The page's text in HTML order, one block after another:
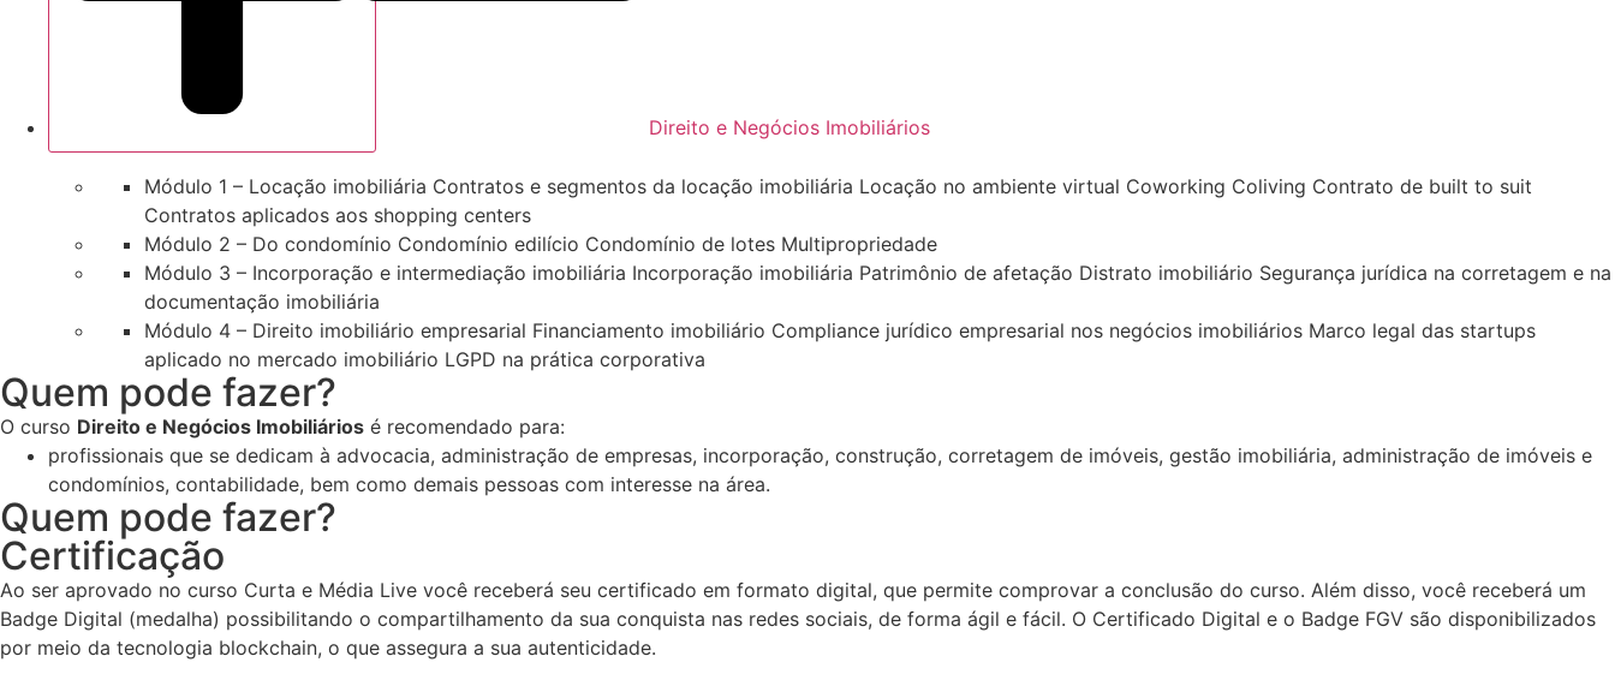
Direito e Negócios Imobiliários
Módulo 1 – Locação imobiliária Contratos e segmentos da locação imobiliária Locação no ambiente virtual Coworking Coliving Contrato de built to suit
Contratos aplicados aos shopping centers
Módulo 2 – Do condomínio Condomínio edilício Condomínio de lotes Multipropriedade
Módulo 3 – Incorporação e intermediação imobiliária Incorporação imobiliária Patrimônio de afetação Distrato imobiliário Segurança jurídica na corretagem e na
documentação imobiliária
Módulo 4 – Direito imobiliário empresarial Financiamento imobiliário Compliance jurídico empresarial nos negócios imobiliários Marco legal das startups
aplicado no mercado imobiliário LGPD na prática corporativa
Quem pode fazer?
O curso Direito e Negócios Imobiliários é recomendado para:
profissionais que se dedicam à advocacia, administração de empresas, incorporação, construção, corretagem de imóveis, gestão imobiliária, administração de imóveis e
condomínios, contabilidade, bem como demais pessoas com interesse na área.
Quem pode fazer?
Certificação
Ao ser aprovado no curso Curta e Média Live você receberá seu certificado em formato digital, que permite comprovar a conclusão do curso. Além disso, você receberá um
Badge Digital (medalha) possibilitando o compartilhamento da sua conquista nas redes sociais, de forma ágil e fácil. O Certificado Digital e o Badge FGV são disponibilizados
por meio da tecnologia blockchain, o que assegura a sua autenticidade.